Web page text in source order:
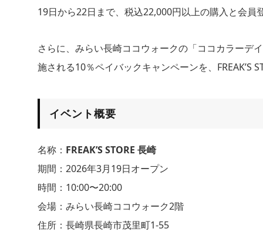
19日から22日まで、税込22,000円以上の購入と会
さらに、みらい長崎ココウォークの「ココカラーデ
施される10％ペイバックキャンペーンを、FREAK’S
イベント概要
名称： FREAK’S STORE 長崎
期間：2026年3月19日オープン
時間：10:00〜20:00
会場：みらい長崎ココウォーク2階
住所：長崎県長崎市茂里町1-55